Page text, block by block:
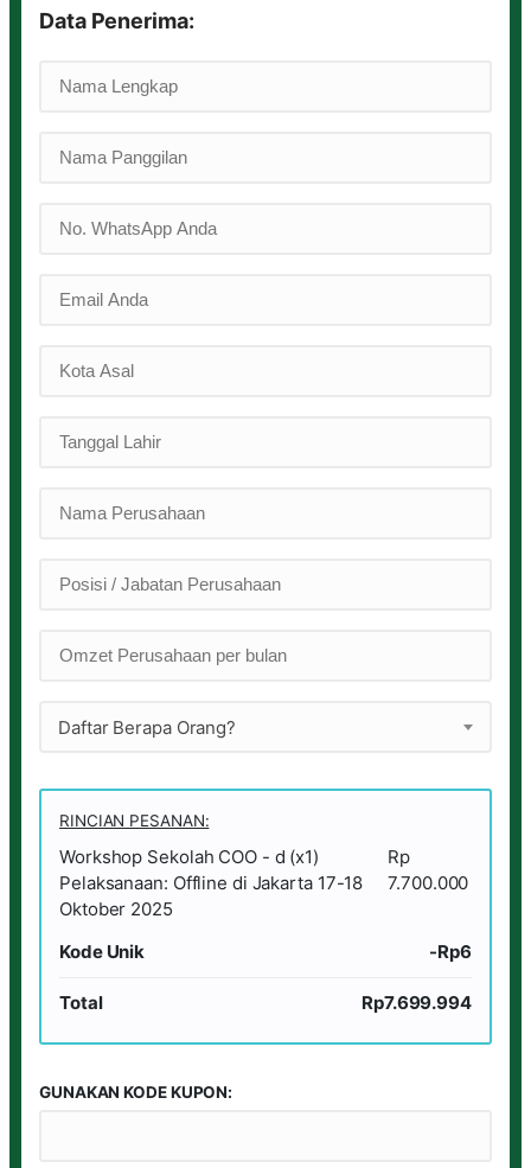
Data Penerima:
Daftar Berapa Orang?
RINCIAN PESANAN:
Workshop Sekolah COO - d (x1)
Pelaksanaan: Offline di Jakarta 17-18
Oktober 2025
Rp
7.700.000
Kode Unik -Rp6
Total Rp7.699.994
GUNAKAN KODE KUPON: